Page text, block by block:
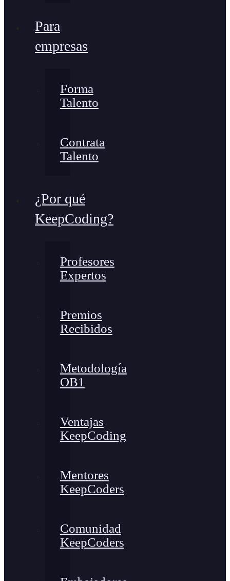
Para
empresas
Forma
Talento
Contrata
Talento
¿Por qué
KeepCoding?
Profesores
Expertos
Premios
Recibidos
Metodología
OB1
Ventajas
KeepCoding
Mentores
KeepCoders
Comunidad
KeepCoders